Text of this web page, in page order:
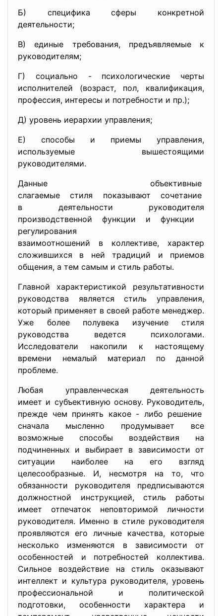
Б) специфика сферы конкретной
деятельности;
В) единые требования, предъявляемые к
руководителям;
Г) социально - психологические черты
исполнителей (возраст, пол, квалификация,
профессия, интересы и потребности и пр.);
Д) уровень иерархии управления;
Е) способы и приемы управления,
используемые вышестоящими
руководителями.
Данные объективные
слагаемые стиля показывают сочетание
в деятельности руководителя
производственной функции и функции
регулирования
взаимоотношений в коллективе, характер
сложившихся в ней традиций и приемов
общения, а тем самым и стиль работы.
Главной характеристикой результативности
руководства является стиль управления,
который применяет в своей работе менеджер.
Уже более полувека изучение стиля
руководства ведется психологами.
Исследователи накопили к настоящему
времени немалый материал по данной
проблеме.
Любая управленческая деятельность
имеет и субъективную основу. Руководитель,
прежде чем принять какое - либо решение
сначала мысленно продумывает все
возможные способы воздействия на
подчиненных и выбирает в зависимости от
ситуации наиболее на его взгляд
целесообразные. И, несмотря на то, что
обязанности руководителя предписываются
должностной инструкцией, стиль работы
имеет отпечаток неповторимой личности
руководителя. Именно в стиле руководителя
проявляются его личные качества, которые
несколько изменяются в зависимости от
особенностей и потребностей коллектива.
Сильное воздействие на стиль оказывают
интеллект и культура руководителя, уровень
профессиональной и политической
подготовки, особенности характера и